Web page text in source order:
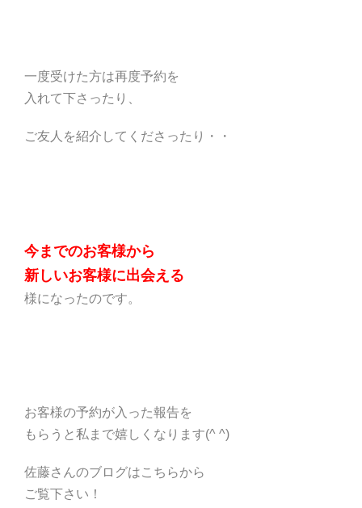
一度受けた方は再度予約を
入れて下さったり、
ご友人を紹介してくださったり・・
今までのお客様から
新しいお客様に出会える
様になったのです。
お客様の予約が入った報告を
もらうと私まで嬉しくなります(^ ^)
佐藤さんのブログはこちらから
ご覧下さい！